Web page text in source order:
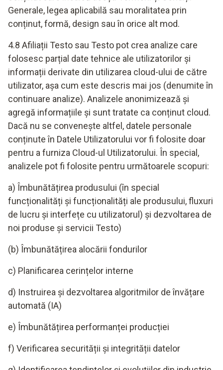
Generale, legea aplicabilă sau moralitatea prin
conținut, formă, design sau în orice alt mod.
4.8 Afiliații Testo sau Testo pot crea analize care
folosesc parțial date tehnice ale utilizatorilor și
informații derivate din utilizarea cloud-ului de către
utilizator, așa cum este descris mai jos (denumite în
continuare analize). Analizele anonimizează și
agregă informațiile și sunt tratate ca conținut cloud.
Dacă nu se convenește altfel, datele personale
conținute în Datele Utilizatorului vor fi folosite doar
pentru a furniza Cloud-ul Utilizatorului. În special,
analizele pot fi folosite pentru următoarele scopuri:
a) Îmbunătățirea produsului (în special
funcționalități și funcționalități ale produsului, fluxuri
de lucru și interfețe cu utilizatorul) și dezvoltarea de
noi produse și servicii Testo)
(b) Îmbunătățirea alocării fondurilor
c) Planificarea cerințelor interne
d) Instruirea și dezvoltarea algoritmilor de învățare
automată (IA)
e) Îmbunătățirea performanței producției
f) Verificarea securității și integrității datelor